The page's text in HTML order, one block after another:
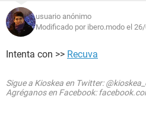
usuario anónimo
Modificado por ibero.modo el
Intenta con >> Recuva
Sigue a Kioskea en Twitter:
Agréganos en Facebook: